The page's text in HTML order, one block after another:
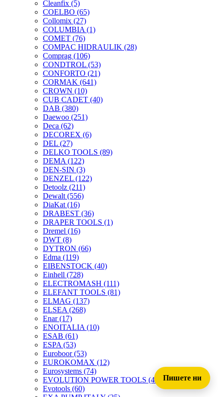
Cleanfix (5)
COELBO (65)
Collomix (27)
COLUMBIA (1)
COMET (76)
COMPAC HIDRAULIK (28)
Comprag (106)
CONDTROL (53)
CONFORTO (21)
CORMAK (641)
CROWN (10)
CUB CADET (40)
DAB (380)
Daewoo (251)
Deca (62)
DECOREX (6)
DEL (27)
DELKO TOOLS (89)
DEMA (122)
DEN-SIN (3)
DENZEL (122)
Detoolz (211)
Dewalt (556)
DiaKat (16)
DRABEST (36)
DRAPER TOOLS (1)
Dremel (16)
DWT (8)
DYTRON (66)
Edma (119)
EIBENSTOCK (40)
Einhell (728)
ELECTROMASH (111)
ELEFANT TOOLS (81)
ELMAG (137)
ELSEA (268)
Enar(17)
ENOITALIA (10)
ESAB (61)
ESPA (53)
Euroboor(53)
EUROKOMAX (12)
Eurosystems (74)
EVOLUTION POWER TOOLS (45)
Evotools (60)
Пишете ни